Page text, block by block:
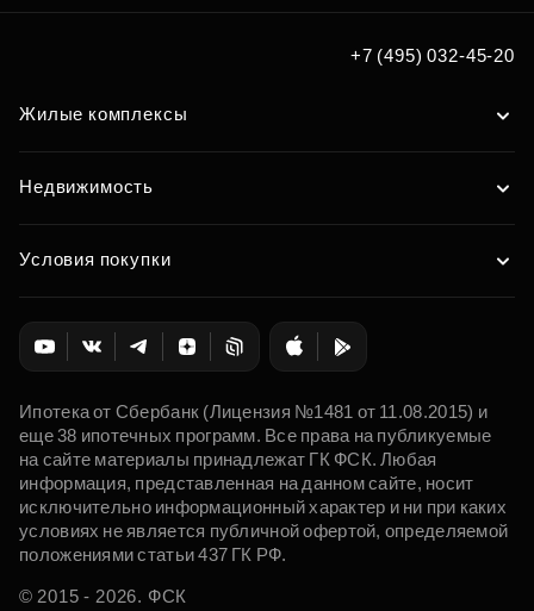
+7 (495) 032-45-20
Жилые комплексы
Недвижимость
Условия покупки
Ипотека от Сбербанк (Лицензия №1481 от 11.08.2015) и
еще 38 ипотечных программ. Все права на публикуемые
на сайте материалы принадлежат ГК ФСК. Любая
информация, представленная на данном сайте, носит
исключительно информационный характер и ни при каких
условиях не является публичной офертой, определяемой
положениями статьи 437 ГК РФ.
© 2015 - 2026. ФСК